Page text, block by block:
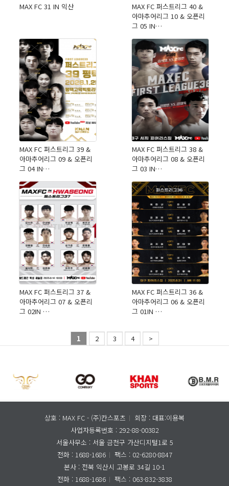
MAX FC 31 IN 익산
MAX FC 퍼스트리그 40 &
아마추어리그 10 & 오픈리
그 05 IN…
MAX FC 퍼스트리그 39 &
아마추어리그 09 & 오픈리
그 04 IN…
MAX FC 퍼스트리그 38 &
아마추어리그 08 & 오픈리
그 03 IN…
MAX FC 퍼스트리그 37 &
아마추어리그 07 & 오픈리
그 02IN …
MAX FC 퍼스트리그 36 &
아마추어리그 06 & 오픈리
그 01IN …
1 2 3 4 >
상호 : MAX FC - (주)칸스포츠
회장 : 대표:이용복
사업자등록번호 : 292-88-00382
서울사무소 : 서울 금천구 가산디지털1로 5
전화 : 1688-1686
팩스 : 02-6280-8847
본사 : 전북 익산시 고봉로 34길 10-1
전화 : 1688-1686
팩스 : 063-832-3838